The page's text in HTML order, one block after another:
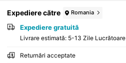
Expediere către Romania
Expediere gratuită
Livrare estimată: 5-13 Zile Lucrătoare
Returnări acceptate